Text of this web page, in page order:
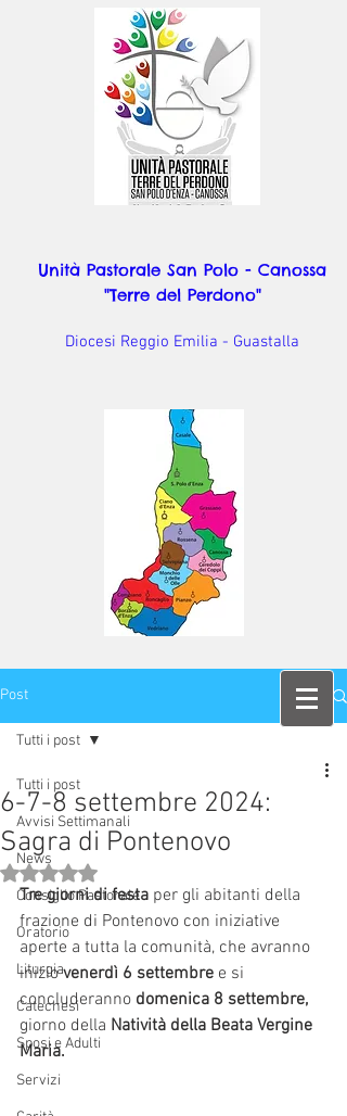
Unità Pastorale San Polo - Canossa
"Terre del Perdono"
Diocesi Reggio Emilia - Guastalla
Post
Tutti i post
Avvisi Settimanali
News
Consiglio Pastorale
Oratorio
Liturgia
Catechesi
Sposi e Adulti
Servizi
Tutti i post
6-7-8 settembre 2024:
Sagra di Pontenovo
Valutazione NaN stelle su 5.
Tre giorni di festa per gli abitanti della
frazione di Pontenovo con iniziative
aperte a tutta la comunità, che avranno
inizio venerdì 6 settembre e si
concluderanno domenica 8 settembre,
giorno della Natività della Beata Vergine
Maria.